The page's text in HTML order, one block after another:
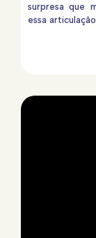
surpresa que
essa